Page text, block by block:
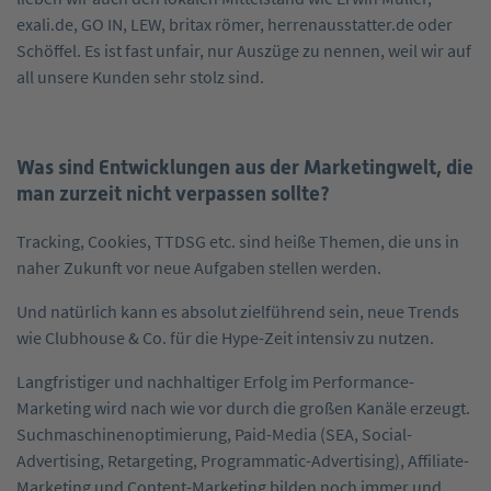
exali.de, GO IN, LEW, britax römer, herrenausstatter.de oder
Schöffel. Es ist fast unfair, nur Auszüge zu nennen, weil wir auf
all unsere Kunden sehr stolz sind.
Was sind Entwicklungen aus der Marketingwelt, die
man zurzeit nicht verpassen sollte?
Tracking, Cookies, TTDSG etc. sind heiße Themen, die uns in
naher Zukunft vor neue Aufgaben stellen werden.
Und natürlich kann es absolut zielführend sein, neue Trends
wie Clubhouse & Co. für die Hype-Zeit intensiv zu nutzen.
Langfristiger und nachhaltiger Erfolg im Performance-
Marketing wird nach wie vor durch die großen Kanäle erzeugt.
Suchmaschinenoptimierung, Paid-Media (SEA, Social-
Advertising, Retargeting, Programmatic-Advertising), Affiliate-
Marketing und Content-Marketing bilden noch immer und